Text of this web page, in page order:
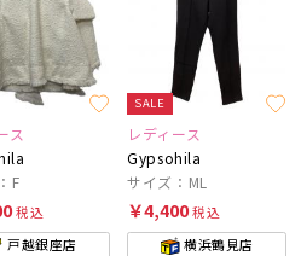
ス
F
税込
戸越銀座店
SALE
レディース
Gypsohila
サイズ：ML
￥4,400税込
横浜鶴見店